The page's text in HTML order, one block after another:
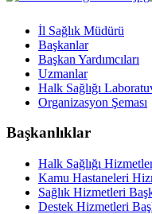
İl Sağlık Müdürü
Başkanlar
Başkan Yardımcıları
Uzmanlar
Halk Sağlığı
Organizasyon Şeması
Başkanlıklar
Halk Sağlığı
Kamu Hastaneleri
Sağlık Hizmetleri
Destek Hizmetleri